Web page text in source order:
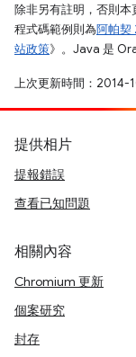
除非另有註明，否則本
程式碼範例則為阿帕契
站政策》。Java 是
上次更新時間：2014-
提供相片
提報錯誤
查看已知問題
相關內容
Chromium 更新
個案研究
封存